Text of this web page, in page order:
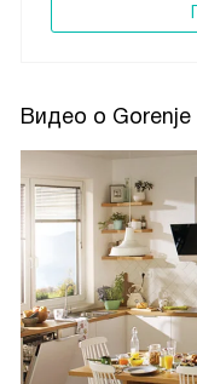
Видео о Gorenje